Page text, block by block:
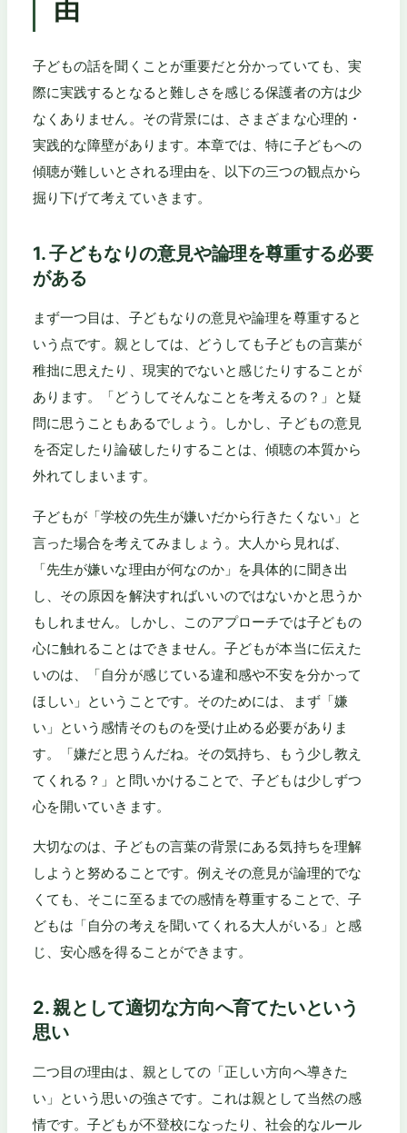
由
子どもの話を聞くことが重要だと分かっていても、実
際に実践するとなると難しさを感じる保護者の方は少
なくありません。その背景には、さまざまな心理的・
実践的な障壁があります。本章では、特に子どもへの
傾聴が難しいとされる理由を、以下の三つの観点から
掘り下げて考えていきます。
1. 子どもなりの意見や論理を尊重する必要
がある
まず一つ目は、子どもなりの意見や論理を尊重すると
いう点です。親としては、どうしても子どもの言葉が
稚拙に思えたり、現実的でないと感じたりすることが
あります。「どうしてそんなことを考えるの？」と疑
問に思うこともあるでしょう。しかし、子どもの意見
を否定したり論破したりすることは、傾聴の本質から
外れてしまいます。
子どもが「学校の先生が嫌いだから行きたくない」と
言った場合を考えてみましょう。大人から見れば、
「先生が嫌いな理由が何なのか」を具体的に聞き出
し、その原因を解決すればいいのではないかと思うか
もしれません。しかし、このアプローチでは子どもの
心に触れることはできません。子どもが本当に伝えた
いのは、「自分が感じている違和感や不安を分かって
ほしい」ということです。そのためには、まず「嫌
い」という感情そのものを受け止める必要がありま
す。「嫌だと思うんだね。その気持ち、もう少し教え
てくれる？」と問いかけることで、子どもは少しずつ
心を開いていきます。
大切なのは、子どもの言葉の背景にある気持ちを理解
しようと努めることです。例えその意見が論理的でな
くても、そこに至るまでの感情を尊重することで、子
どもは「自分の考えを聞いてくれる大人がいる」と感
じ、安心感を得ることができます。
2. 親として適切な方向へ育てたいという
思い
二つ目の理由は、親としての「正しい方向へ導きた
い」という思いの強さです。これは親として当然の感
情です。子どもが不登校になったり、社会的なルール